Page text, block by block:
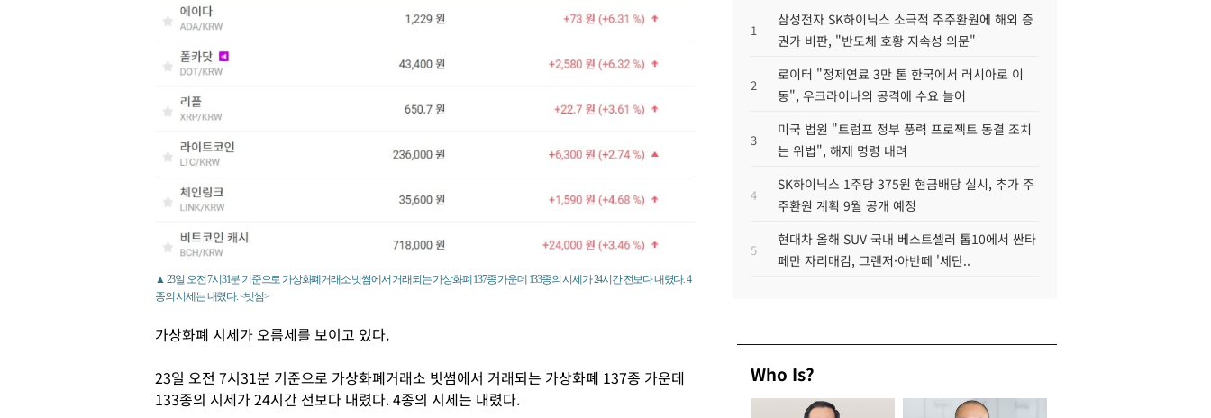
▲ 23일 오전 7시31분 기준으로 가상화폐거래소 빗썸에서 거래되는 가상화폐 137종 가운데 133종의 시세가 24시간 전보다 내렸다. 4
종의 시세는 내렸다. <빗썸>
가상화폐 시세가 오름세를 보이고 있다.
23일 오전 7시31분 기준으로 가상화폐거래소 빗썸에서 거래되는 가상화폐 137종 가운데
133종의 시세가 24시간 전보다 내렸다. 4종의 시세는 내렸다.
1
삼성전자 SK하이닉스 소극적 주주환원에 해외 증
권가 비판, "반도체 호황 지속성 의문"
2
로이터 "정제연료 3만 톤 한국에서 러시아로 이
동", 우크라이나의 공격에 수요 늘어
3
미국 법원 "트럼프 정부 풍력 프로젝트 동결 조치
는 위법", 해제 명령 내려
4
SK하이닉스 1주당 375원 현금배당 실시, 추가 주
주환원 계획 9월 공개 예정
5
현대차 올해 SUV 국내 베스트셀러 톱10에서 싼타
페만 자리매김, 그랜저·아반떼 '세단..
Who Is?